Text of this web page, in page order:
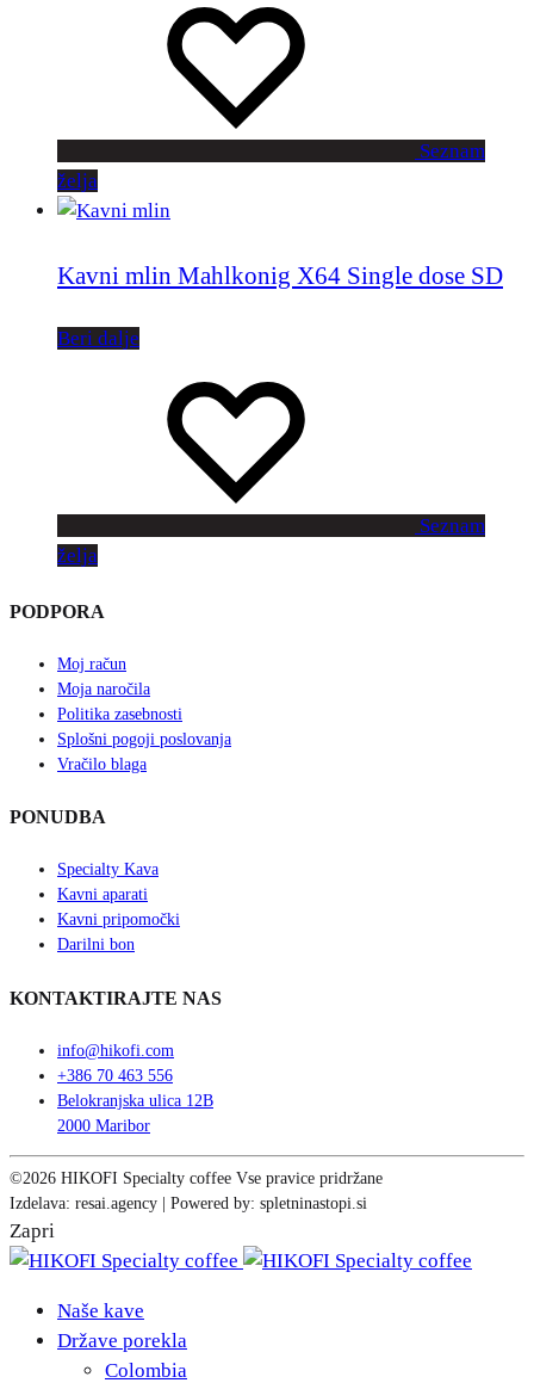
Seznam
želja
Kavni mlin Mahlkonig X64 Single dose SD
Beri dalje
Seznam
želja
PODPORA
Moj račun
Moja naročila
Politika zasebnosti
Splošni pogoji poslovanja
Vračilo blaga
PONUDBA
Specialty Kava
Kavni aparati
Kavni pripomočki
Darilni bon
KONTAKTIRAJTE NAS
info@hikofi.com
+386 70 463 556
Belokranjska ulica 12B
2000 Maribor
©2026 HIKOFI Specialty coffee Vse pravice pridržane
Izdelava: resai.agency | Powered by: spletninastopi.si
Zapri
Naše kave
Države porekla
Colombia